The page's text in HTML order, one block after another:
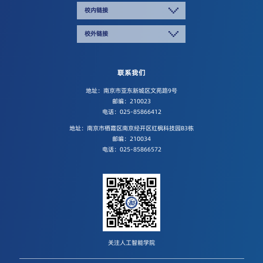
校内链接
校外链接
联系我们
地址：南京市亚东新城区文苑路9号
邮编：210023
电话：025-85866412
地址：南京市栖霞区南京经开区红枫科技园B3栋
邮编：210034
电话：025-85866572
关注人工智能学院